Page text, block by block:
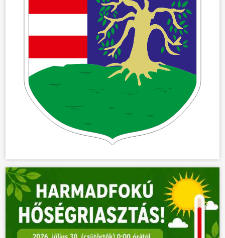
ÖNKORMÁNYZAT
ÜGYINTÉZÉS
KÖZÖSSÉG
VÁLASZTÁSOK